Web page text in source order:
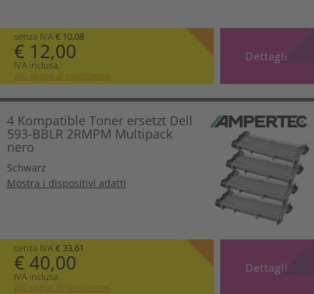
senza IVA€ 10,08
€ 12,00
IVA inclusa.
più spese di spedizione
Dettagli
4 Kompatible Toner ersetzt Dell
593-BBLR 2RMPM Multipack
nero
Schwarz
Mostra i dispositivi adatti
senza IVA€ 33,61
€ 40,00
IVA inclusa.
più spese di spedizione
Dettagli